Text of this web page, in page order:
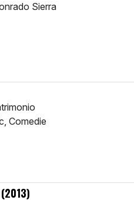
Sierra
Comedie
(2013)